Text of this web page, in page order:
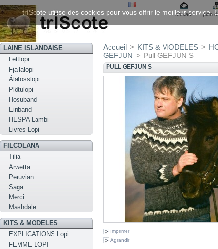
contact plan
LAINE ISLANDAISE
Léttlopi
Fjallalopi
Álafosslopi
Plötulopi
Hosuband
Einband
HESPA Lambi
Livres Lopi
FILCOLANA
Tilia
Arwetta
Peruvian
Saga
Merci
Mashdale
KITS & MODELES
EXPLICATIONS Lopi
FEMME LOPI
Accueil > KITS & MODELES >
GEFJUN > Pull GEFJUN S
PULL GEFJUN S
Imprimer
Agrandir
trIScote utilise des cookies pour vous offrir le meilleur